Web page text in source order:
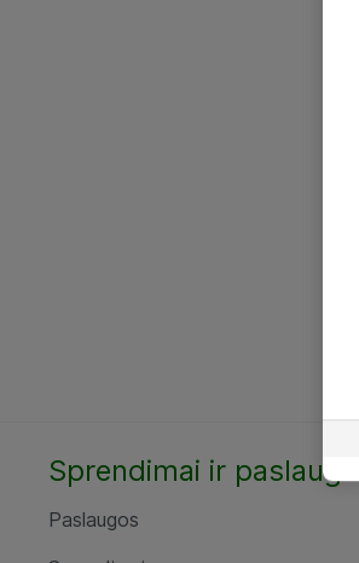
Sprendimai ir paslaugos
Paslaugos